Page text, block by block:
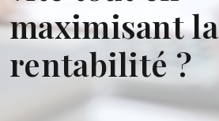
maximisant la
rentabilité ?